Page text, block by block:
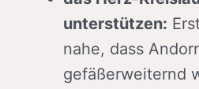
unterstützen:
nahe, dass
gefäßerweiternd